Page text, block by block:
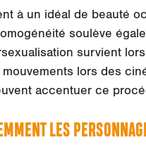
à un idéal de beauté
soulève
survient
lors des
accentuer ce
LES